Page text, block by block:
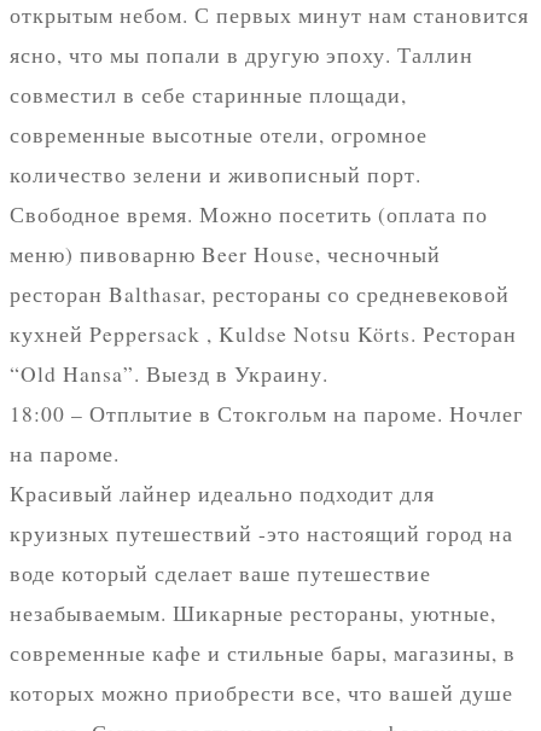
открытым небом. С первых минут нам становится
ясно, что мы попали в другую эпоху. Таллин
совместил в себе старинные площади,
современные высотные отели, огромное
количество зелени и живописный порт.
Свободное время. Можно посетить (оплата по
меню) пивоварню Beer House, чесночный
ресторан Balthasar, рестораны со средневековой
кухней Peppersack , Kuldse Notsu Körts. Ресторан
“Old Hansa”. Выезд в Украину.
18:00 – Отплытие в Стокгольм на пароме. Ночлег
на пароме.
Красивый лайнер идеально подходит для
круизных путешествий -это настоящий город на
воде который сделает ваше путешествие
незабываемым. Шикарные рестораны, уютные,
современные кафе и стильные бары, магазины, в
которых можно приобрести все, что вашей душе